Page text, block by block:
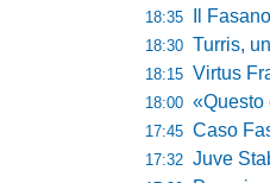
18:35 Il
18:30 Turris, un
18:15 Virtus
18:00 «Questo è
17:45 Caso
17:32 Juve